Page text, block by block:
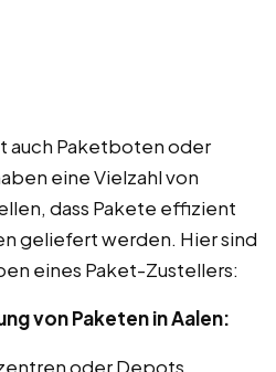
auch Paketboten oder
eine Vielzahl von
dass Pakete effizient
geliefert werden. Hier sind
eines Paket-Zustellers:
von Paketen in Aalen:
oder Depots